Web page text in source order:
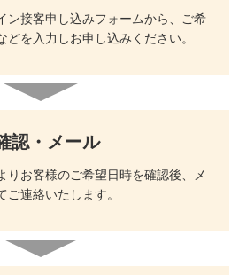
ン接客申し込みフォームから、ご希
どを入力しお申し込みください。
認・メール
りお客様のご希望日時を確認後、メ
ご連絡いたします。